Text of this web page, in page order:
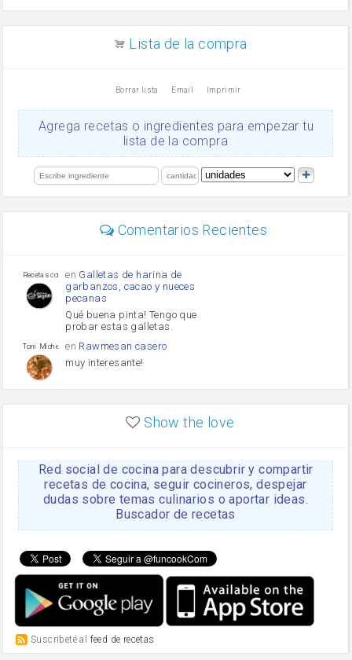
arroz
Ajos
Levadura
limón
Lista de la compra
Borrar lista Email Imprimir
Agrega recetas o ingredientes para empezar tu
lista de la compra
Comentarios Recientes
Recetas con sazon
en Galletas de harina de
garbanzos, cacao y nueces
pecanas
Qué buena pinta! Tengo que
probar estas galletas.
Toni Michel Caubet
en Rawmesan casero
muy interesante!
enLasaña casera fácil y
HOJALDROSA TV
enGachas de la abuela
Rosa
https://youtu.be/Mz69gcVO3sI
Rosa enReceta Del Bizcocho
Disculpa. En la foto aparece
el bizcocho de xoco y en el
apartado de los ingredientes
te has olvidado de poner la
cantidad q se debería de
poner. Gracias. Rosa
Rosa en 6 Magdalenas caseras
con pepitas de choco
Show the love
Red social de cocina para descubrir y compartir
recetas de cocina, seguir cocineros, despejar
dudas sobre temas culinarios o aportar ideas.
Buscador de recetas
Suscribeté al feed de recetas